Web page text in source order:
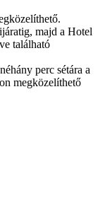
majd a Hotel
található
perc sétára a
megközelíthető